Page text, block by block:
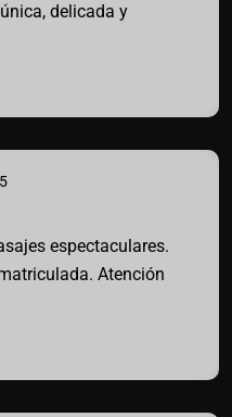
espectaculares.
Atención
delicada y